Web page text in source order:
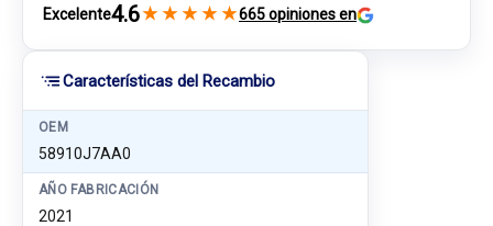
Características del Recambio
OEM
58910J7AA0
AÑO FABRICACIÓN
2021
Excelente4.6★ ★ ★ ★ ★665 opiniones en